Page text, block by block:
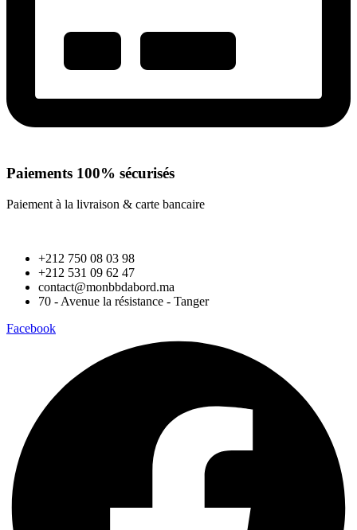
Paiements 100% sécurisés
Paiement à la livraison & carte bancaire
+212 750 08 03 98
+212 531 09 62 47
contact@monbbdabord.ma
70 - Avenue la résistance - Tanger
Facebook